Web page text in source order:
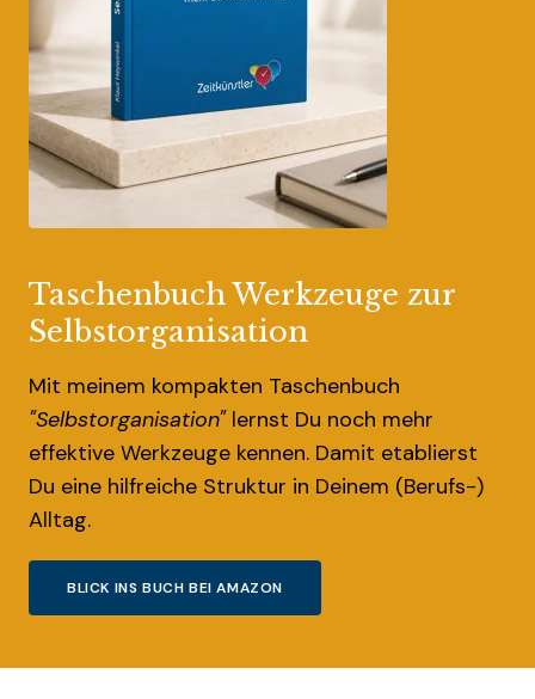
Taschenbuch Werkzeuge zur
Selbstorganisation
Mit meinem kompakten Taschenbuch
"Selbstorganisation"lernst Du noch mehr
effektive Werkzeuge kennen. Damit etablierst
Du eine hilfreiche Struktur in Deinem (Berufs-)
Alltag.
BLICK INS BUCH BEI AMAZON